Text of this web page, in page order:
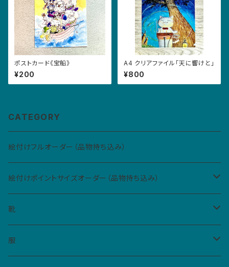
ポストカード《宝船》
¥200
A4 クリアファイル「天に響けと」
¥800
CATEGORY
絵付けフルオーダー（品物持ち込み）
絵付けポイントサイズオーダー（品物持ち込み）
Sサイズ（5cm四方、2カ所まで）
Mサイズ（10cm四方、1カ所）
靴
レディース
服